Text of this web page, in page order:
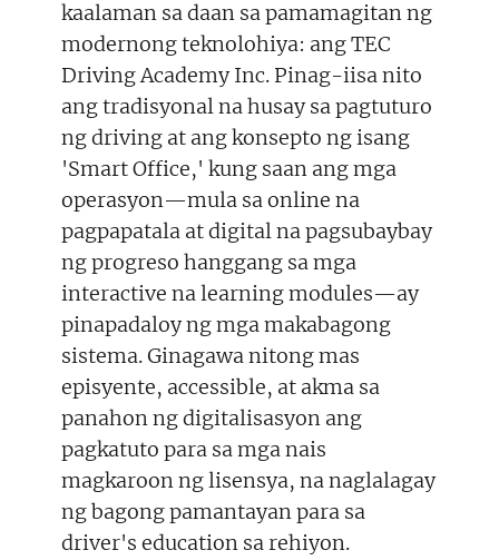
r
kaalaman sa daan sa pamamagitan ng
modernong teknolohiya: ang TEC
Driving Academy Inc. Pinag-iisa nito
ang tradisyonal na husay sa pagtuturo
ng driving at ang konsepto ng isang
'Smart Office,' kung saan ang mga
operasyon—mula sa online na
pagpapatala at digital na pagsubaybay
ng progreso hanggang sa mga
interactive na learning modules—ay
pinapadaloy ng mga makabagong
sistema. Ginagawa nitong mas
episyente, accessible, at akma sa
panahon ng digitalisasyon ang
pagkatuto para sa mga nais
magkaroon ng lisensya, na naglalagay
ng bagong pamantayan para sa
driver's education sa rehiyon.